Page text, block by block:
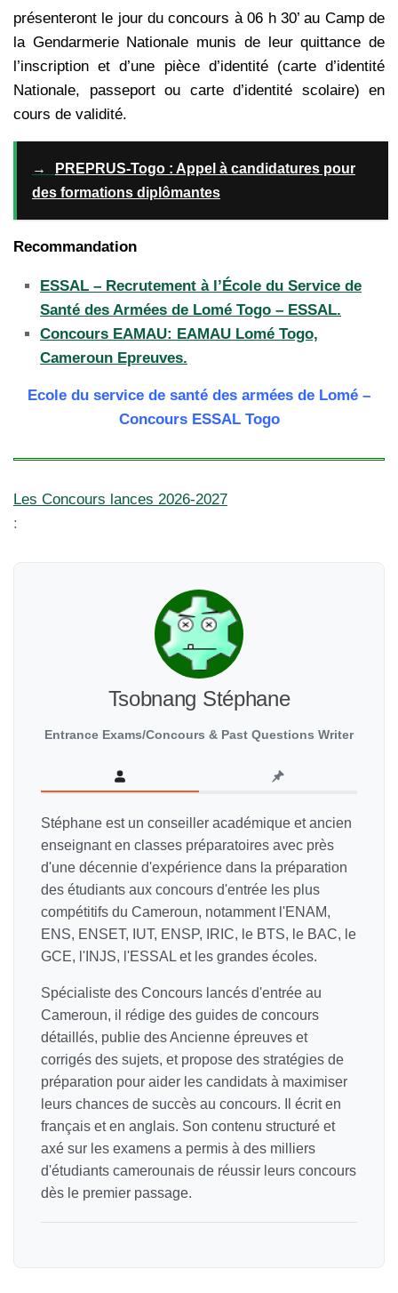
présenteront le jour du concours à 06 h 30’ au Camp de
la Gendarmerie Nationale munis de leur quittance de
l’inscription et d’une pièce d’identité (carte d’identité
Nationale, passeport ou carte d’identité scolaire) en
cours de validité.
→
PREPRUS-Togo : Appel à candidatures pour
des formations diplômantes
Recommandation
ESSAL – Recrutement à l’École du Service de
Santé des Armées de Lomé Togo – ESSAL.
Concours EAMAU: EAMAU Lomé Togo,
Cameroun Epreuves.
Ecole du service de santé des armées de Lomé –
Concours ESSAL Togo
Les Concours lances 2026-2027
:
Tsobnang Stéphane
Entrance Exams/Concours & Past Questions Writer
Stéphane est un conseiller académique et ancien
enseignant en classes préparatoires avec près
d'une décennie d'expérience dans la préparation
des étudiants aux concours d'entrée les plus
compétitifs du Cameroun, notamment l'ENAM,
ENS, ENSET, IUT, ENSP, IRIC, le BTS, le BAC, le
GCE, l'INJS, l'ESSAL et les grandes écoles.
Spécialiste des Concours lancés d'entrée au
Cameroun, il rédige des guides de concours
détaillés, publie des Ancienne épreuves et
corrigés des sujets, et propose des stratégies de
préparation pour aider les candidats à maximiser
leurs chances de succès au concours. Il écrit en
français et en anglais. Son contenu structuré et
axé sur les examens a permis à des milliers
d'étudiants camerounais de réussir leurs concours
dès le premier passage.